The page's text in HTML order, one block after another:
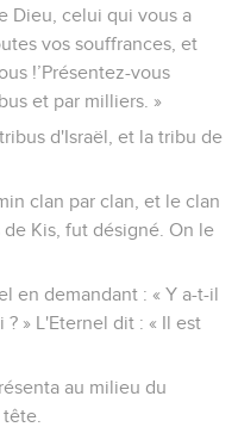
Dieu, celui qui vous a
vos souffrances, et
!’Présentez-vous
et par milliers. »
d'Israël, et la tribu de
clan par clan, et le clan
Kis, fut désigné. On le
en demandant : « Y a-t-il
» L'Eternel dit : « Il est
au milieu du